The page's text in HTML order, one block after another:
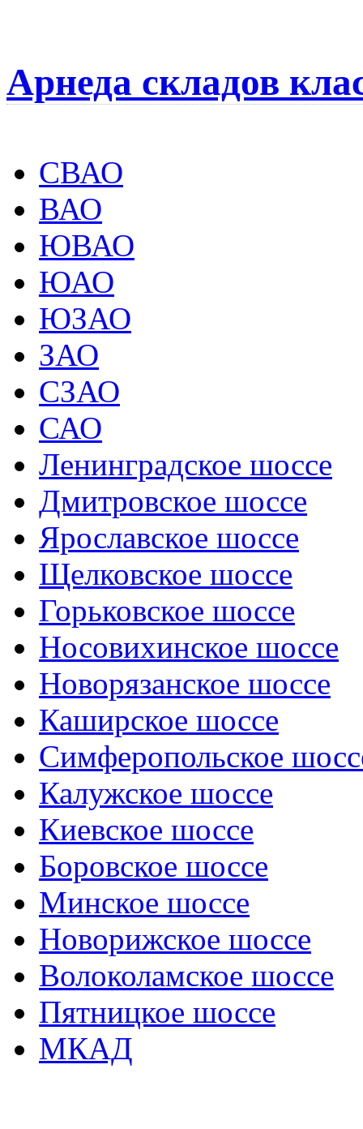
Арнеда складов
СВАО
ВАО
ЮВАО
ЮАО
ЮЗАО
ЗАО
СЗАО
САО
Ленинградское шоссе
Дмитровское шоссе
Ярославское шоссе
Щелковское шоссе
Горьковское шоссе
Носовихинское шоссе
Новорязанское шоссе
Каширское шоссе
Симферопольское
Калужское шоссе
Киевское шоссе
Боровское шоссе
Минское шоссе
Новорижское шоссе
Волоколамское шоссе
Пятницкое шоссе
МКАД